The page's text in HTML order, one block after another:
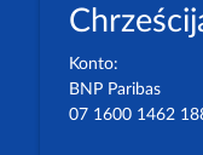
Konto:
BNP Paribas
07 1600 1462